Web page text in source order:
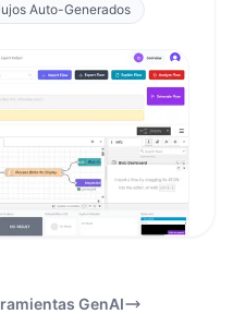
Auto-Generados
GenAI